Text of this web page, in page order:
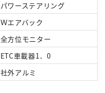
パワーステアリング
Ｗエアバック
全方位モニター
ETC車載器1．0
社外アルミ